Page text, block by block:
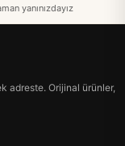
yanınızdayız
adreste. Orijinal ürünler,